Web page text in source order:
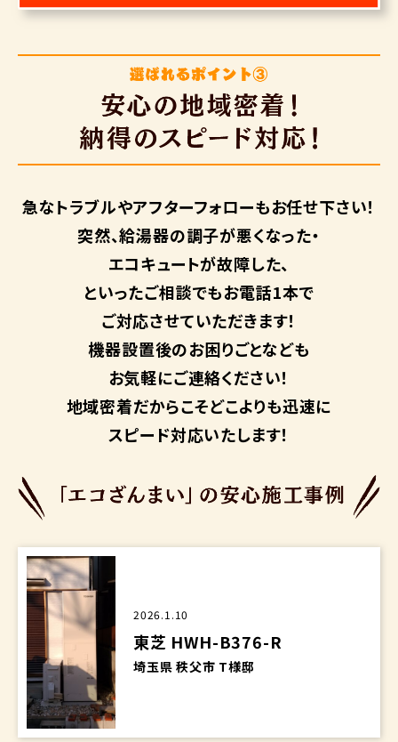
急なトラブルやアフターフォローもお任せ下さい！
突然、給湯器の調子が悪くなった・
エコキュートが故障した、
といったご相談でもお電話1本で
ご対応させていただきます！
機器設置後のお困りごとなども
お気軽にご連絡ください！
地域密着だからこそどこよりも迅速に
スピード対応いたします！
2026.1.10
東芝 HWH-B376-R
埼玉県 秩父市 T様邸